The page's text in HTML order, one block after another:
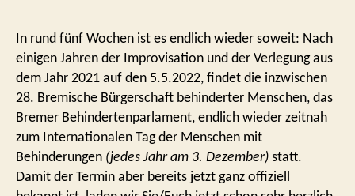
In rund fünf Wochen ist es endlich wieder soweit: Nach
einigen Jahren der Improvisation und der Verlegung aus
dem Jahr 2021 auf den 5.5.2022, findet die inzwischen
28. Bremische Bürgerschaft behinderter Menschen, das
Bremer Behindertenparlament, endlich wieder zeitnah
zum Internationalen Tag der Menschen mit
Behinderungen (jedes Jahr am 3. Dezember) statt.
Damit der Termin aber bereits jetzt ganz offiziell